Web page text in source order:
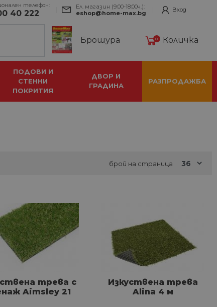
телефон:
40 222
Ел. магазин (9:00-18:00ч.):
eshop@home-max.bg
Вход
Брошура 0 Количка
ПОДОВИ И
СТЕННИ
ПОКРИТИЯ
ДВОР И
ГРАДИНА
РАЗПРОДАЖБА
брой на страница
трева с
Aimsley 21
Изкуствена трева
Alina 4 м